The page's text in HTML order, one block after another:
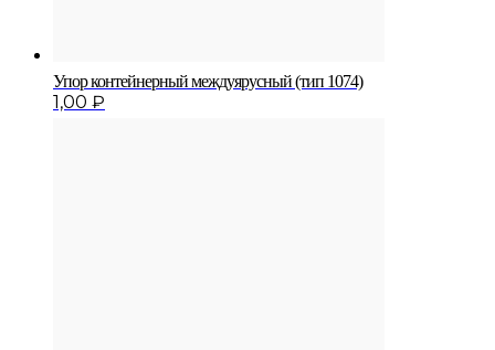
Упор контейнерный междуярусный (тип 1074)
1,00 ₽